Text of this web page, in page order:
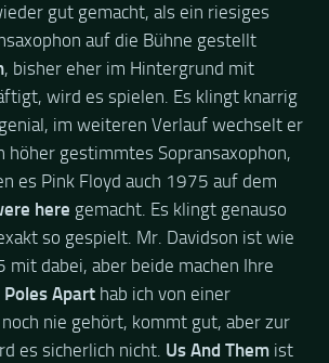
gut gemacht, als ein riesiges
auf die Bühne gestellt
, bisher eher im Hintergrund mit
wird es spielen. Es klingt knarrig
im weiteren Verlauf wechselt er
höher gestimmtes Sopransaxophon,
es Pink Floyd auch 1975 auf dem
here gemacht. Es klingt genauso
so gespielt. Mr. Davidson ist wie
dabei, aber beide machen Ihre
Poles Apart hab ich von einer
nie gehört, kommt gut, aber zur
es sicherlich nicht. Us And Them ist